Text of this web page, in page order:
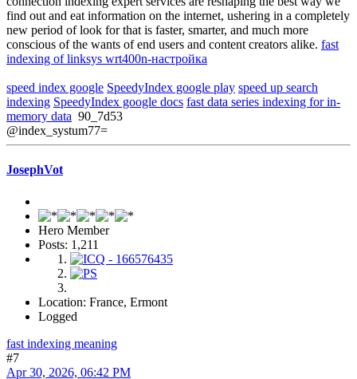
find out and eat information on the internet, ushering in a completely
new period of look for that is faster, smarter, and much more
conscious of the wants of end users and content creators alike. fast
indexing of linksys wrt400n-настройка
speed index google SpeedyIndex google play speed up search
indexing SpeedyIndex google docs fast data series indexing for in-
memory data 90_7d53
@index_systum77=
JosephVot
Hero Member
Posts: 1,211
Location: France, Ermont
Logged
fast indexing meaning
#7
Apr 30, 2026, 06:42 PM